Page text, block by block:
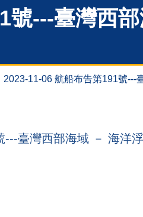
號---臺灣西
2023-11-06 航船布告第191號---
---臺灣西部海域 － 海洋